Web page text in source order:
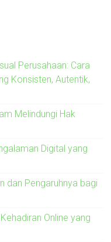
Perusahaan: Cara
Konsisten, Autentik,
Melindungi Hak
Digital yang
dan Pengaruhnya bagi
Online yang